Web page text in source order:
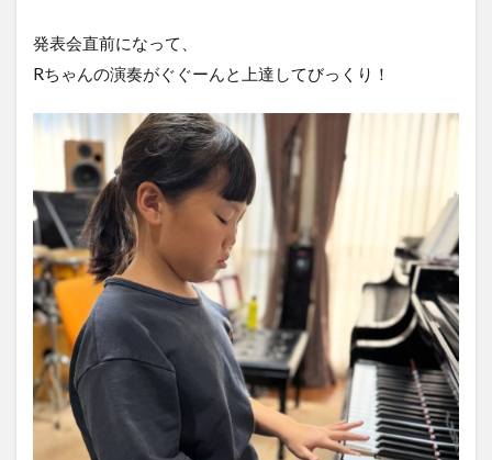
発表会直前になって、
Rちゃんの演奏がぐぐーんと上達してびっくり！